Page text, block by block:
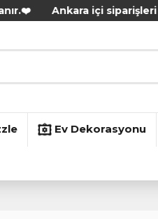
Ankara içi siparişleri
Ev Dekorasyonu